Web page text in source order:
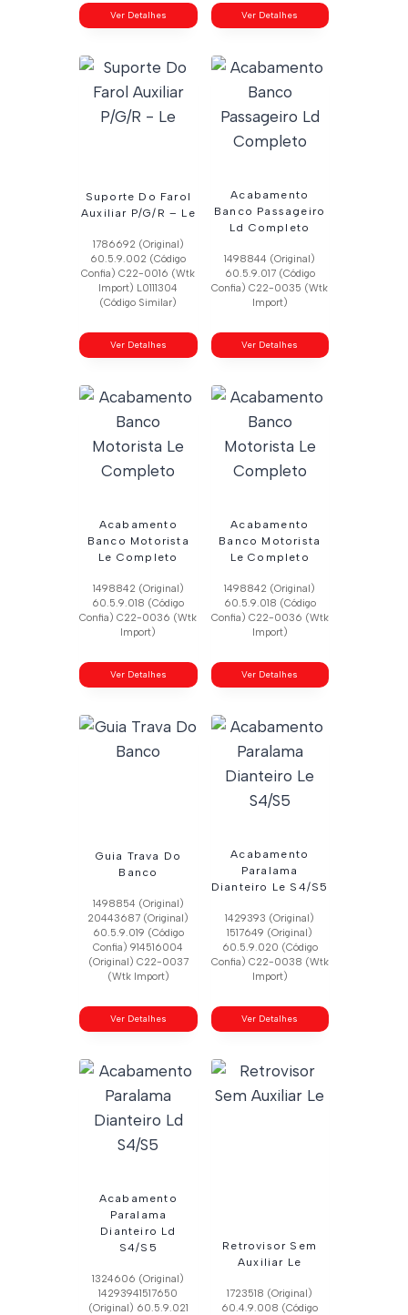
Ver Detalhes Ver Detalhes
Suporte Do Farol
Auxiliar P/G/R – Le
1786692 (Original)
60.5.9.002 (Código
Confia) C22-0016 (Wtk
Import) L0111304
(Código Similar)
Ver Detalhes
Acabamento
Banco Passageiro
Ld Completo
1498844 (Original)
60.5.9.017 (Código
Confia) C22-0035 (Wtk
Import)
Ver Detalhes
Acabamento
Banco Motorista
Le Completo
1498842 (Original)
60.5.9.018 (Código
Confia) C22-0036 (Wtk
Import)
Ver Detalhes
Acabamento
Banco Motorista
Le Completo
1498842 (Original)
60.5.9.018 (Código
Confia) C22-0036 (Wtk
Import)
Ver Detalhes
Guia Trava Do
Banco
1498854 (Original)
20443687 (Original)
60.5.9.019 (Código
Confia) 914516004
(Original) C22-0037
(Wtk Import)
Ver Detalhes
Acabamento
Paralama
Dianteiro Le S4/S5
1429393 (Original)
1517649 (Original)
60.5.9.020 (Código
Confia) C22-0038 (Wtk
Import)
Ver Detalhes
Acabamento
Paralama
Dianteiro Ld
S4/S5
1324606 (Original)
14293941517650
(Original) 60.5.9.021
Retrovisor Sem
Auxiliar Le
1723518 (Original)
60.4.9.008 (Código